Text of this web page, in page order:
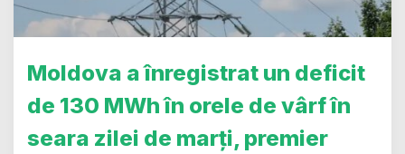
Moldova a înregistrat un deficit
de 130 MWh în orele de vârf în
seara zilei de marți, premier